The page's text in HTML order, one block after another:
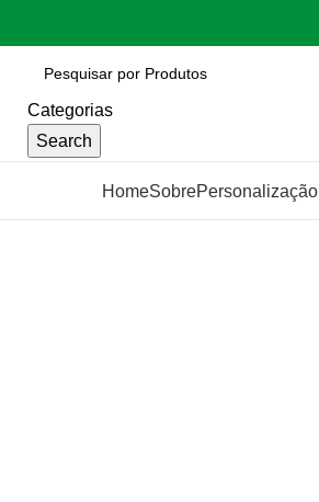
Categorias
Search
HomeSobrePersonalização